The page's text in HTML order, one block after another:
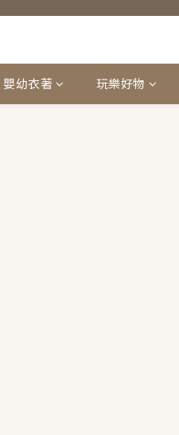
嬰幼衣著 玩樂好物